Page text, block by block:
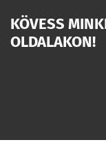
KÖVESS
OLDALAKON!